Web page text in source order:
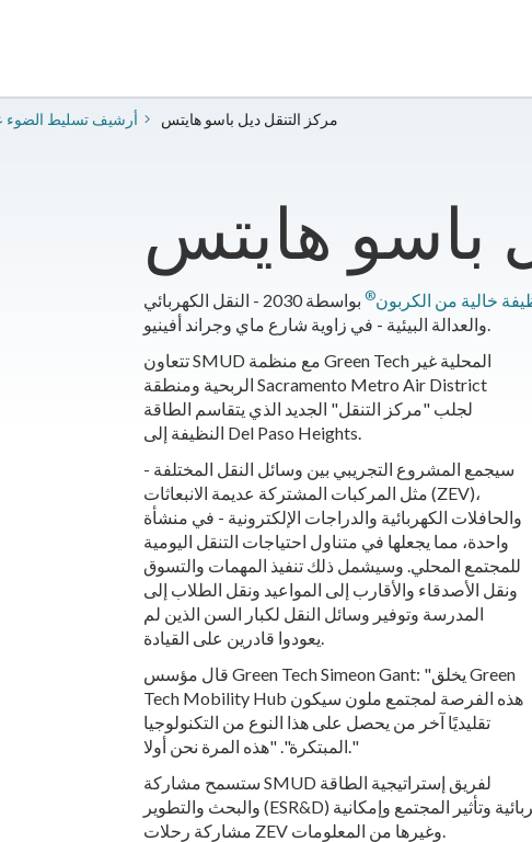
أرشيف تسليط الضوء مركز التنقل ديل باسو هايتس
باسو هايتس
خالية من الكربون®
بواسطة 2030 - النقل الكهربائي
والعدالة البيئية - في زاوية شارع ماي وجراند أفينيو.
تتعاون SMUD مع منظمة Green Tech المحلية غير
الربحية ومنطقة Sacramento Metro Air District
لجلب "مركز التنقل" الجديد الذي يتقاسم الطاقة
النظيفة إلى Del Paso Heights.
سيجمع المشروع التجريبي بين وسائل النقل المختلفة -
مثل المركبات المشتركة عديمة الانبعاثات (ZEV)،
والحافلات الكهربائية والدراجات الإلكترونية - في منشأة
واحدة، مما يجعلها في متناول احتياجات التنقل اليومية
للمجتمع المحلي. وسيشمل ذلك تنفيذ المهمات والتسوق
ونقل الأصدقاء والأقارب إلى المواعيد ونقل الطلاب إلى
المدرسة وتوفير وسائل النقل لكبار السن الذين لم
يعودوا قادرين على القيادة.
قال مؤسس Green Tech Simeon Gant: "يخلق Green
Tech Mobility Hub هذه الفرصة لمجتمع ملون سيكون
تقليديًا آخر من يحصل على هذا النوع من التكنولوجيا
المبتكرة". "هذه المرة نحن أولا."
ستسمح مشاركة SMUD لفريق إستراتيجية الطاقة
والبحث والتطوير (ESR&D) لدينا بالوصول إلى البيانات المتعلقة باستخدام المركبات الكهربائية وتأثير المجتمع وإمكانية
مشاركة رحلات ZEV وغيرها من المعلومات.